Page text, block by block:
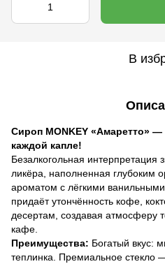
В
Сироп MONKEY «Амаретто»
каждой капле!
Безалкогольная интерпретация
ликёра, наполненная глубоким
ароматом с лёгкими
придаёт утончённость кофе,
десертам, создавая атмосферу
кафе.
Преимущества: Богатый вкус:
теплинка. Премиальное стекло